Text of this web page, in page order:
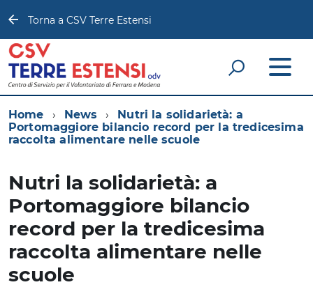
Torna a CSV Terre Estensi
Home News
Nutri la solidarietà: a
Portomaggiore bilancio record per la tredicesima
raccolta alimentare nelle scuole
Nutri la solidarietà: a
Portomaggiore bilancio
record per la tredicesima
raccolta alimentare nelle
scuole